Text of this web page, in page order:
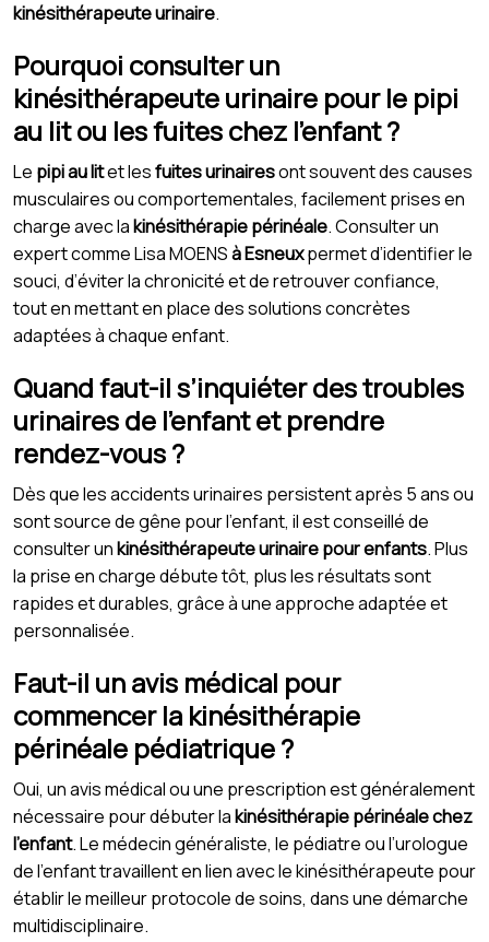
kinésithérapeute urinaire.
Pourquoi consulter un
kinésithérapeute urinaire pour le pipi
au lit ou les fuites chez l’enfant ?
Le pipi au litet lesfuites urinairesont souvent des causes
musculaires ou comportementales, facilement prises en
charge avec lakinésithérapie périnéale. Consulter un
expert comme Lisa MOENSà Esneuxpermet d’identifier le
souci, d’éviter la chronicité et de retrouver confiance,
tout en mettant en place des solutions concrètes
adaptées à chaque enfant.
Quand faut-il s’inquiéter des troubles
urinaires de l’enfant et prendre
rendez-vous ?
Dès que les accidents urinaires persistent après 5 ans ou
sont source de gêne pour l’enfant, il est conseillé de
consulter unkinésithérapeute urinaire pour enfants. Plus
la prise en charge débute tôt, plus les résultats sont
rapides et durables, grâce à une approche adaptée et
personnalisée.
Faut-il un avis médical pour
commencer la kinésithérapie
périnéale pédiatrique ?
Oui, un avis médical ou une prescription est généralement
nécessaire pour débuter lakinésithérapie périnéale chez
l’enfant. Le médecin généraliste, le pédiatre ou l’urologue
de l’enfant travaillent en lien avec le kinésithérapeute pour
établir le meilleur protocole de soins, dans une démarche
multidisciplinaire.